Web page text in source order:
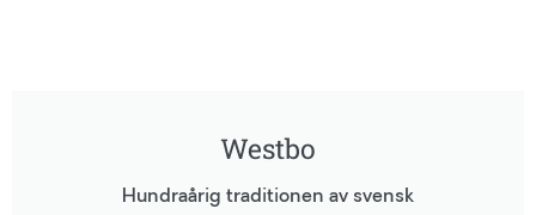
Westbo
Hundraårig traditionen av svensk